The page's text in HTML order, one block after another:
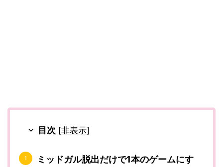
目次 [非表示]
ミッドガル脱出だけで1本のゲームにす